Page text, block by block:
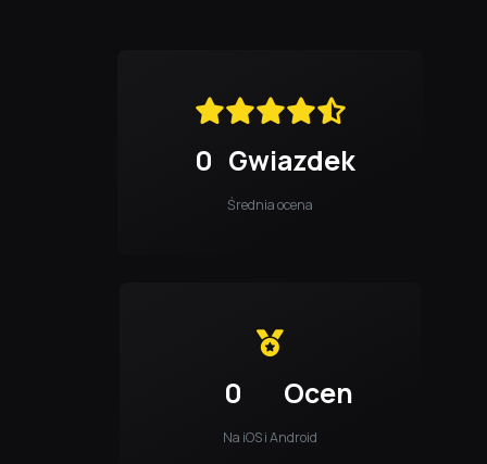
0 Gwiazdek
Średnia ocena
0 Ocen
Na iOS i Android